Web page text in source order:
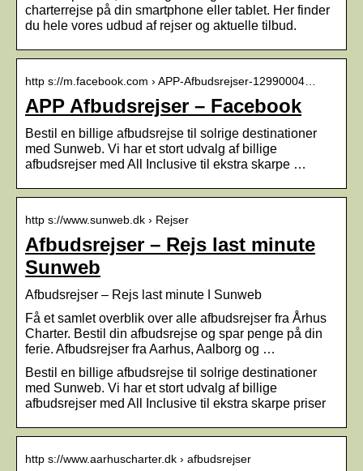
charterrejse på din smartphone eller tablet. Her finder
du hele vores udbud af rejser og aktuelle tilbud.
http s://m.facebook.com › APP-Afbudsrejser-12990004…
APP Afbudsrejser – Facebook
Bestil en billige afbudsrejse til solrige destinationer
med Sunweb. Vi har et stort udvalg af billige
afbudsrejser med All Inclusive til ekstra skarpe …
http s://www.sunweb.dk › Rejser
Afbudsrejser – Rejs last minute
Sunweb
Afbudsrejser – Rejs last minute ǀ Sunweb
Få et samlet overblik over alle afbudsrejser fra Århus
Charter. Bestil din afbudsrejse og spar penge på din
ferie. Afbudsrejser fra Aarhus, Aalborg og …
Bestil en billige afbudsrejse til solrige destinationer
med Sunweb. Vi har et stort udvalg af billige
afbudsrejser med All Inclusive til ekstra skarpe priser
http s://www.aarhuscharter.dk › afbudsrejser